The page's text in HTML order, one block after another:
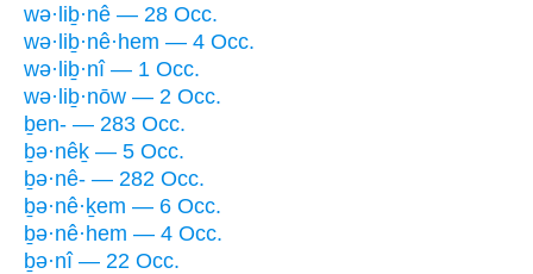
wə·liḇ·nê — 28 Occ.
wə·liḇ·nê·hem — 4 Occ.
wə·liḇ·nî — 1 Occ.
wə·liḇ·nōw — 2 Occ.
ḇen- — 283 Occ.
ḇə·nêḵ — 5 Occ.
ḇə·nê- — 282 Occ.
ḇə·nê·ḵem — 6 Occ.
ḇə·nê·hem — 4 Occ.
ḇə·nî — 22 Occ.